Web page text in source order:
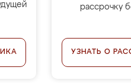
рассрочку
УЗНАТЬ О